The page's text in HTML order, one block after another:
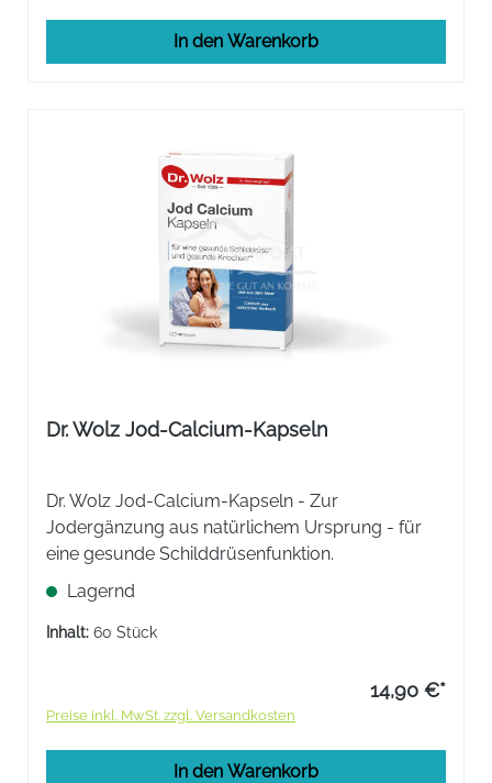
In den Warenkorb
Dr. Wolz Jod-Calcium-Kapseln
Dr. Wolz Jod-Calcium-Kapseln - Zur
Jodergänzung aus natürlichem Ursprung - für
eine gesunde Schilddrüsenfunktion.
Lagernd
Inhalt: 60 Stück
14,90 €*
Preise inkl. MwSt. zzgl. Versandkosten
In den Warenkorb